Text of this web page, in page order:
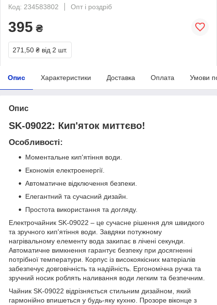
Код: 234583802
Опт і роздріб
395 ₴
271,50 ₴ від 2 шт.
Опис Характеристики Доставка Оплата Умови
Опис
SK-09022: Кип'яток миттєво!
Особливості:
Моментальне кип'ятіння води.
Економія електроенергії.
Автоматичне відключення безпеки.
Елегантний та сучасний дизайн.
Простота використання та догляду.
Електрочайник SK-09022 – це сучасне рішення для швидкого
та зручного кип'ятіння води. Завдяки потужному
нагрівальному елементу вода закипає в лічені секунди.
Автоматичне вимкнення гарантує безпеку при досягненні
потрібної температури. Корпус із високоякісних матеріалів
забезпечує довговічність та надійність. Ергономічна ручка та
зручний носик роблять наливання води легким та безпечним.
Чайник SK-09022 відрізняється стильним дизайном, який
гармонійно впишеться у будь-яку кухню. Прозоре віконце з